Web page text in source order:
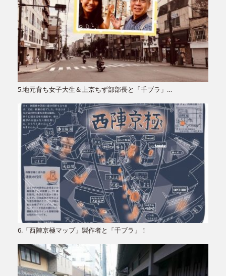
5.地元育ち女子大生＆上京ちず部部長と「千ブラ」…
6.「西陣京極マップ」製作者と「千ブラ」！